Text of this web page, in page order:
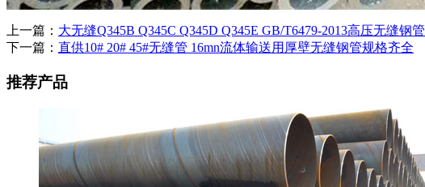
上一篇： 大无缝Q345B Q345C Q345D Q345E GB/T6479-2013高压无缝钢管
下一篇： 直供10# 20# 45#无缝管 16mn流体输送用厚壁无缝钢管规格齐全
推荐产品